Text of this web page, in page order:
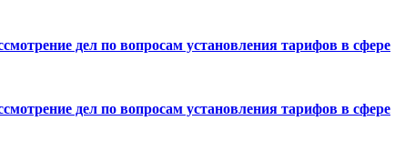
дел по вопросам установления тарифов в сфере
дел по вопросам установления тарифов в сфере